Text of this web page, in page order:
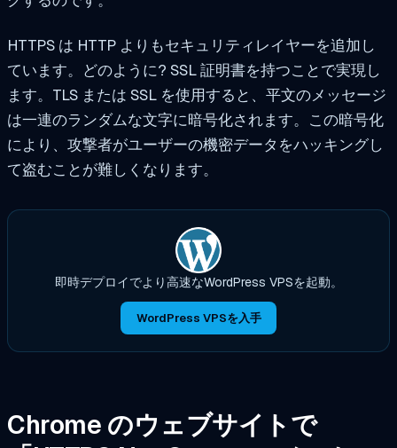
HTTPS は HTTP よりもセキュリティレイヤーを追加し
ています。どのように? SSL 証明書を持つことで実現し
ます。TLS または SSL を使用すると、平文のメッセージ
は一連のランダムな文字に暗号化されます。この暗号化
により、攻撃者がユーザーの機密データをハッキングし
て盗むことが難しくなります。
即時デプロイでより高速なWordPress VPSを起動。
WordPress VPSを入手
Chrome のウェブサイトで